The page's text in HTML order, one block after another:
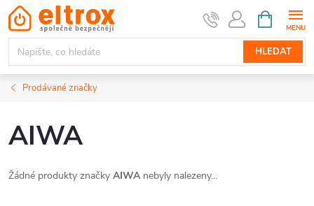
Přejít
na
obsah
HLEDAT
NÁKUPNÍ
KOŠÍK
Prodávané značky
AIWA
Žádné produkty značky AIWAnebyly nalezeny...